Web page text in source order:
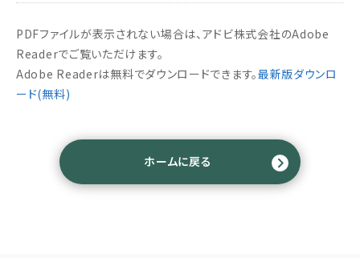
PDFファイルが表示されない場合は、アドビ株式会社のAdobe
Readerでご覧いただけます。
Adobe Readerは無料でダウンロードできます。最新版ダウンロ
ード(無料)
ホームに戻る